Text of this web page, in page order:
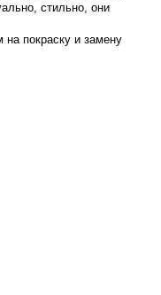
стильно, они
покраску и замену